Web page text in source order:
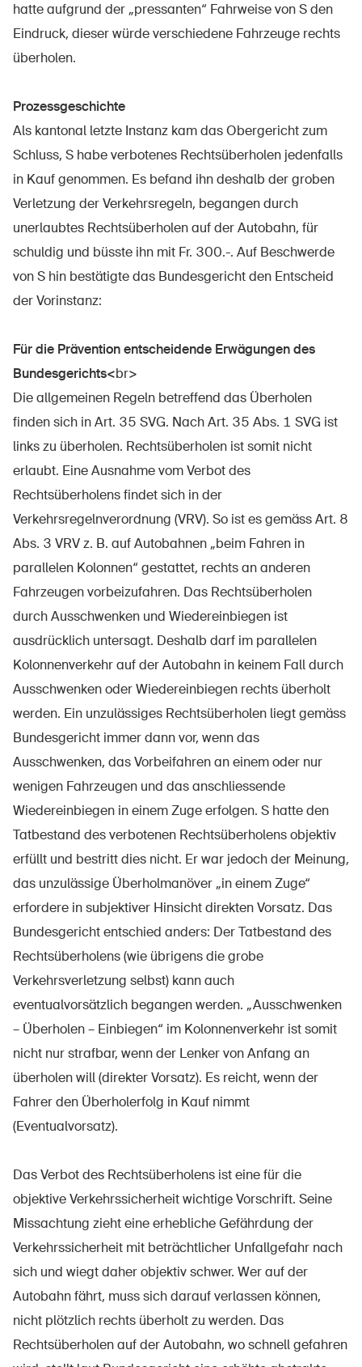
Contact et conseil
hatte aufgrund der „pressanten“ Fahrweise von S den
Eindruck, dieser würde verschiedene Fahrzeuge rechts
überholen.
Prozessgeschichte
Als kantonal letzte Instanz kam das Obergericht zum
Schluss, S habe verbotenes Rechtsüberholen jedenfalls
in Kauf genommen. Es befand ihn deshalb der groben
Verletzung der Verkehrsregeln, begangen durch
unerlaubtes Rechtsüberholen auf der Autobahn, für
schuldig und büsste ihn mit Fr. 300.-. Auf Beschwerde
von S hin bestätigte das Bundesgericht den Entscheid
der Vorinstanz:
Für die Prävention entscheidende Erwägungen des
Bundesgerichts<br>
Die allgemeinen Regeln betreffend das Überholen
finden sich in Art. 35 SVG. Nach Art. 35 Abs. 1 SVG ist
links zu überholen. Rechtsüberholen ist somit nicht
erlaubt. Eine Ausnahme vom Verbot des
Rechtsüberholens findet sich in der
Verkehrsregelnverordnung (VRV). So ist es gemäss Art. 8
Abs. 3 VRV z. B. auf Autobahnen „beim Fahren in
parallelen Kolonnen“ gestattet, rechts an anderen
Fahrzeugen vorbeizufahren. Das Rechtsüberholen
durch Ausschwenken und Wiedereinbiegen ist
ausdrücklich untersagt. Deshalb darf im parallelen
Kolonnenverkehr auf der Autobahn in keinem Fall durch
Ausschwenken oder Wiedereinbiegen rechts überholt
werden. Ein unzulässiges Rechtsüberholen liegt gemäss
Bundesgericht immer dann vor, wenn das
Ausschwenken, das Vorbeifahren an einem oder nur
wenigen Fahrzeugen und das anschliessende
Wiedereinbiegen in einem Zuge erfolgen. S hatte den
Tatbestand des verbotenen Rechtsüberholens objektiv
erfüllt und bestritt dies nicht. Er war jedoch der Meinung,
das unzulässige Überholmanöver „in einem Zuge“
erfordere in subjektiver Hinsicht direkten Vorsatz. Das
Bundesgericht entschied anders: Der Tatbestand des
Rechtsüberholens (wie übrigens die grobe
Verkehrsverletzung selbst) kann auch
eventualvorsätzlich begangen werden. „Ausschwenken
– Überholen – Einbiegen“ im Kolonnenverkehr ist somit
nicht nur strafbar, wenn der Lenker von Anfang an
überholen will (direkter Vorsatz). Es reicht, wenn der
Fahrer den Überholerfolg in Kauf nimmt
(Eventualvorsatz).
Das Verbot des Rechtsüberholens ist eine für die
objektive Verkehrssicherheit wichtige Vorschrift. Seine
Missachtung zieht eine erhebliche Gefährdung der
Verkehrssicherheit mit beträchtlicher Unfallgefahr nach
sich und wiegt daher objektiv schwer. Wer auf der
Autobahn fährt, muss sich darauf verlassen können,
nicht plötzlich rechts überholt zu werden. Das
Rechtsüberholen auf der Autobahn, wo schnell gefahren